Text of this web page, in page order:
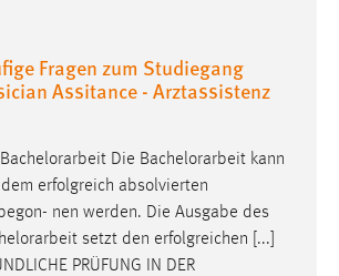
Fragen zum Studiegang
Assitance - Arztassistenz
Bachelorarbeit Die Bachelorarbeit kann
erfolgreich absolvierten
nen werden. Die Ausgabe des
setzt den erfolgreichen [...]
PRÜFUNG IN DER